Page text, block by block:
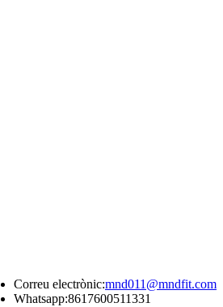
Correu electrònic:mnd011@mndfit.com
Whatsapp:8617600511331